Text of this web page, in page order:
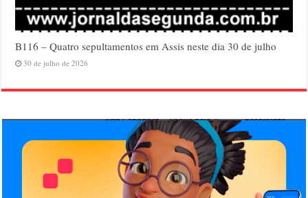
B116 – Quatro sepultamentos em Assis neste dia 30 de julho
30 de julho de 2026